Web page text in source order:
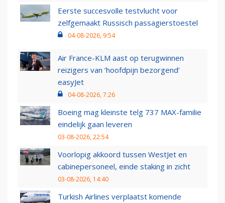
Eerste succesvolle testvlucht voor
zelfgemaakt Russisch passagierstoestel
04-08-2026, 9:54
Air France-KLM aast op terugwinnen
reizigers van ‘hoofdpijn bezorgend’
easyJet
04-08-2026, 7:26
Boeing mag kleinste telg 737 MAX-familie
eindelijk gaan leveren
03-08-2026, 22:54
Voorlopig akkoord tussen WestJet en
cabinepersoneel, einde staking in zicht
03-08-2026, 14:40
Turkish Airlines verplaatst komende